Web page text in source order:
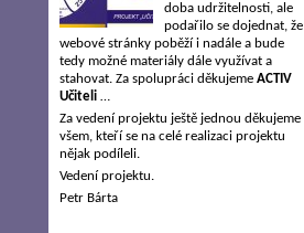
doba udržitelnosti, ale
podařilo se dojednat, že
webové stránky poběží i nadále a bude
tedy možné materiály dále využívat a
stahovat. Za spolupráci děkujeme ACTIV
Učiteli …
Za vedení projektu ještě jednou děkujeme
všem, kteří se na celé realizaci projektu
nějak podíleli.
Vedení projektu.
Petr Bárta